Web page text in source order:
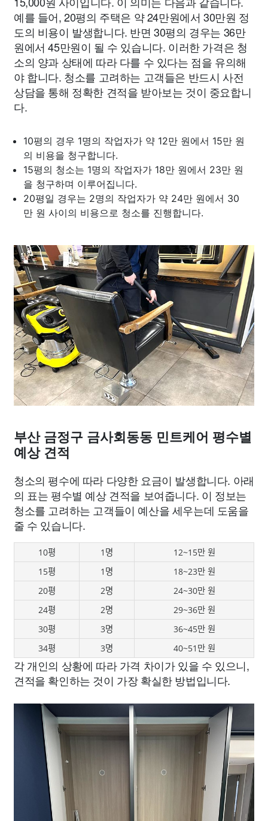
예를 들어, 20평의 주택은 약 24만원에서 30만원 정
도의 비용이 발생합니다. 반면 30평의 경우는 36만
원에서 45만원이 될 수 있습니다. 이러한 가격은 청
소의 양과 상태에 따라 다를 수 있다는 점을 유의해
야 합니다. 청소를 고려하는 고객들은 반드시 사전
상담을 통해 정확한 견적을 받아보는 것이 중요합니
다.
10평의 경우 1명의 작업자가 약 12만 원에서 15만 원
의 비용을 청구합니다.
15평의 청소는 1명의 작업자가 18만 원에서 23만 원
을 청구하며 이루어집니다.
20평일 경우는 2명의 작업자가 약 24만 원에서 30
만 원 사이의 비용으로 청소를 진행합니다.
부산 금정구 금사회동동 민트케어 평수별
예상 견적
청소의 평수에 따라 다양한 요금이 발생합니다. 아래
의 표는 평수별 예상 견적을 보여줍니다. 이 정보는
청소를 고려하는 고객들이 예산을 세우는데 도움을
줄 수 있습니다.
10평 1명
12~15만 원
15평
1명
18~23만 원
20평
2명
24~30만 원
24평
2명
29~36만 원
30평
3명
36~45만 원
34평
3명 40~51만 원
각 개인의 상황에 따라 가격 차이가 있을 수 있으니,
견적을 확인하는 것이 가장 확실한 방법입니다.